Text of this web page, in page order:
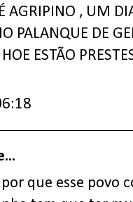
AGRIPINO , UM
PALANQUE DE
ESTÃO
que esse povo